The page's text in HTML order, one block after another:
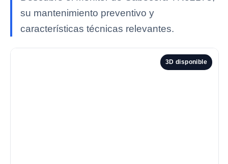
su mantenimiento preventivo y
características técnicas relevantes.
3D disponible